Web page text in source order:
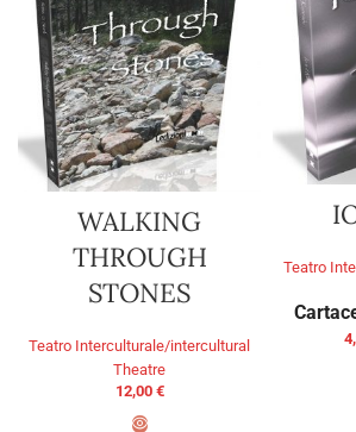
WALKING
THROUGH
STONES
Teatro Interculturale/intercultural
Theatre
12,00 €
Teatro